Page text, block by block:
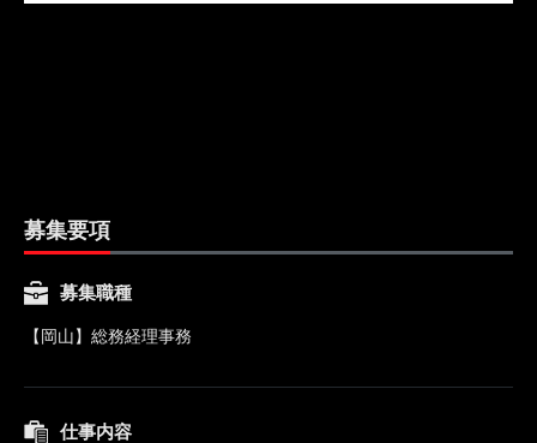
募集要項
募集職種
【岡山】総務経理事務
仕事内容